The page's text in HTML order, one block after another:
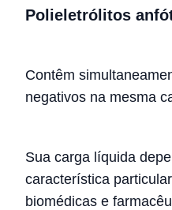
Polieletrólitos
Contêm
negativos na mesma
Sua carga líquida
característica
biomédicas e